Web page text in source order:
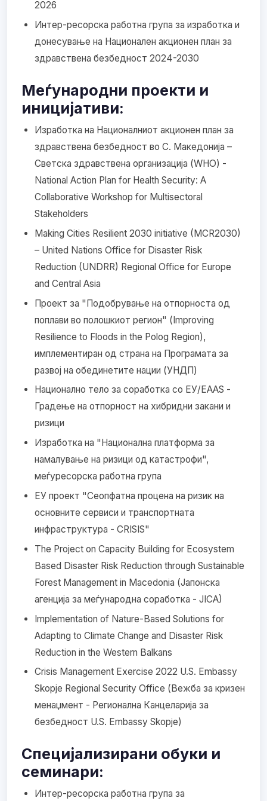
2026
Интер-ресорска работна група за изработка и
донесување на Национален акционен план за
здравствена безбедност 2024-2030
Меѓународни проекти и
иницијативи:
Изработка на Националниот акционен план за
здравствена безбедност во С. Македонија –
Светска здравствена организација (WHO) -
National Action Plan for Health Security: A
Collaborative Workshop for Multisectoral
Stakeholders
Making Cities Resilient 2030 initiative (MCR2030)
– United Nations Office for Disaster Risk
Reduction (UNDRR) Regional Office for Europe
and Central Asia
Проект за "Подобрување на отпорноста од
поплави во полошкиот регион" (Improving
Resilience to Floods in the Polog Region),
имплементиран од страна на Програмата за
развој на обединетите нации (УНДП)
Национално тело за соработка со ЕУ/ЕАAS -
Градење на отпорност на хибридни закани и
ризици
Изработка на "Национална платформа за
намалување на ризици од катастрофи",
меѓуресорска работна група
ЕУ проект "Сеопфатна процена на ризик на
основните сервиси и транспортната
инфраструктура - CRISIS"
The Project on Capacity Building for Ecosystem
Based Disaster Risk Reduction through Sustainable
Forest Management in Macedonia (Јапонска
агенција за меѓународна соработка - JICA)
Implementation of Nature-Based Solutions for
Adapting to Climate Change and Disaster Risk
Reduction in the Western Balkans
Crisis Management Exercise 2022 U.S. Embassy
Skopje Regional Security Office (Вежба за кризен
менаџмент - Регионална Канцеларија за
безбедност U.S. Embassy Skopje)
Специјализирани обуки и
семинари:
Интер-ресорска работна група за